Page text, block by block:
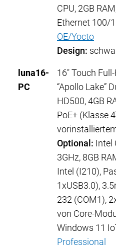
CPU, 2GB
Ethernet 100/
OE/Yocto
Design:
luna16-
PC
16" Touch
“Apollo Lake”
HD500, 4GB
PoE+ (Klasse
Optional: Intel
3GHz, 8GB
Intel (I210),
1xUSB3.0),
232 (COM1),
von Core-
Windows 11
Professional